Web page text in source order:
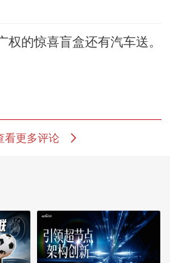
权的惊喜盲盒还有汽车送。
看更多评论